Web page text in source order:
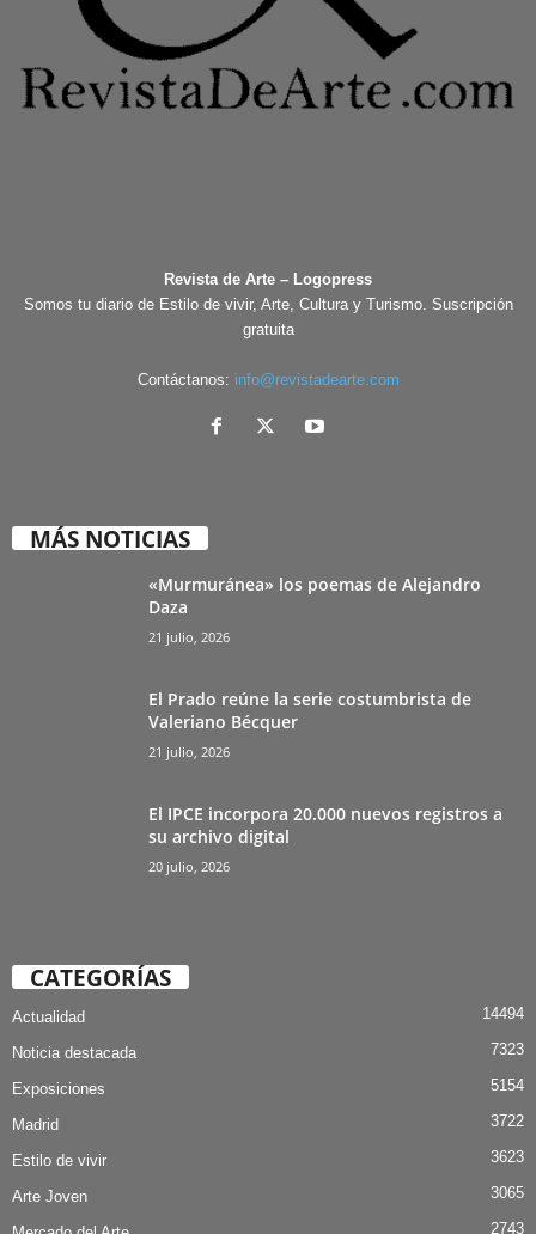
Revista de Arte – Logopress
Somos tu diario de Estilo de vivir, Arte, Cultura y Turismo. Suscripción
gratuita
Contáctanos: info@revistadearte.com
MÁS NOTICIAS
«Murmuránea» los poemas de Alejandro
Daza
21 julio, 2026
El Prado reúne la serie costumbrista de
Valeriano Bécquer
21 julio, 2026
El IPCE incorpora 20.000 nuevos registros a
su archivo digital
20 julio, 2026
CATEGORÍAS
Actualidad 14494
Noticia destacada 7323
Exposiciones 5154
Madrid 3722
Estilo de vivir 3623
Arte Joven 3065
2743